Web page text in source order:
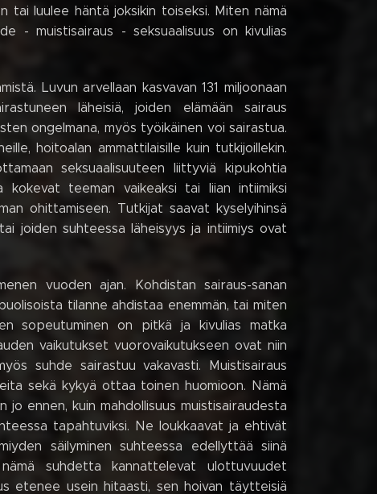
tai luulee häntä joksikin toiseksi. Miten nämä
- muistisairaus - seksuaalisuus on kivulias
Luvun arvellaan kasvavan 131 miljoonaan
läheisiä, joiden elämään sairaus
ongelmana, myös työikäinen voi sairastua.
hoitoalan ammattilaisille kuin tutkijoillekin.
seksuaalisuuteen liittyviä kipukohtia
teeman vaikeaksi tai liian intiimiksi
ohittamiseen. Tutkijat saavat kyselyihinsä
joiden suhteessa läheisyys ja intiimiys ovat
vuoden ajan. Kohdistan sairaus-sanan
tilanne ahdistaa enemmän, tai miten
sopeutuminen on pitkä ja kivulias matka
vaikutukset vuorovaikutukseen ovat niin
suhde sairastuu vakavasti. Muistisairaus
sekä kykyä ottaa toinen huomioon. Nämä
ennen, kuin mahdollisuus muistisairaudesta
tapahtuviksi. Ne loukkaavat ja ehtivät
säilyminen suhteessa edellyttää siinä
suhdetta kannattelevat ulottuvuudet
etenee usein hitaasti, sen hoivan täytteisiä